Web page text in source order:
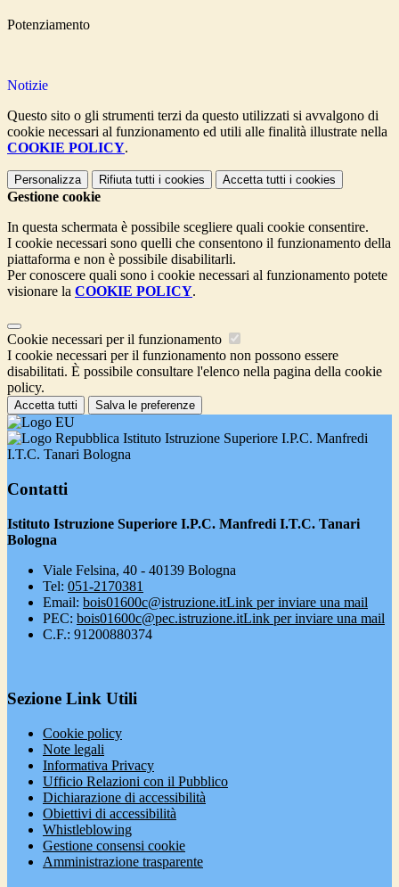
Potenziamento
Notizie
Questo sito o gli strumenti terzi da questo utilizzati si avvalgono di
cookie necessari al funzionamento ed utili alle finalità illustrate nella
COOKIE POLICY.
Personalizza Rifiuta tutti i cookies Accetta tutti i cookies
Gestione cookie
In questa schermata è possibile scegliere quali cookie consentire.
I cookie necessari sono quelli che consentono il funzionamento della
piattaforma e non è possibile disabilitarli.
Per conoscere quali sono i cookie necessari al funzionamento potete
visionare la COOKIE POLICY.
Cookie necessari per il funzionamento
I cookie necessari per il funzionamento non possono essere
disabilitati. È possibile consultare l'elenco nella pagina della cookie
policy.
Accetta tutti Salva le preferenze
Istituto Istruzione Superiore I.P.C. Manfredi
I.T.C. Tanari Bologna
Contatti
Istituto Istruzione Superiore I.P.C. Manfredi I.T.C. Tanari
Bologna
Viale Felsina, 40 - 40139 Bologna
Tel: 051-2170381
Email: bois01600c@istruzione.itLink per inviare una mail
PEC: bois01600c@pec.istruzione.itLink per inviare una mail
C.F.: 91200880374
Sezione Link Utili
Cookie policy
Note legali
Informativa Privacy
Ufficio Relazioni con il Pubblico
Dichiarazione di accessibilità
Obiettivi di accessibilità
Whistleblowing
Gestione consensi cookie
Amministrazione trasparente